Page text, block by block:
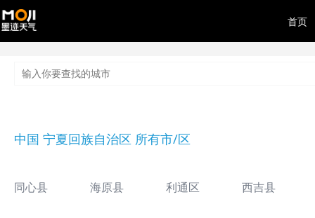
首页
中国 宁夏回族自治区 所有市/区
同心县 海原县 利通区 西吉县